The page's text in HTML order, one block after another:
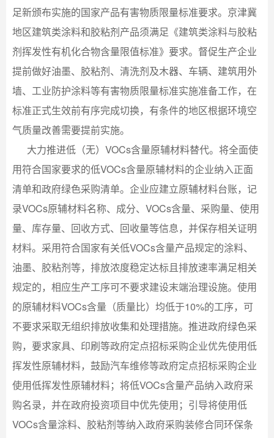
足新颁布实施的国家产品有害物质限量标准要求。京津冀
地区建筑类涂料和胶粘剂产品须满足《建筑类涂料与胶粘
剂挥发性有机化合物含量限值标准》要求。督促生产企业
提前做好油墨、胶粘剂、清洗剂及木器、车辆、建筑用外
墙、工业防护涂料等有害物质限量标准实施准备工作，在
标准正式生效前有序完成切换，有条件的地区根据环境空
气质量改善需要提前实施。
大力推进低（无）VOCs含量原辅材料替代。将全面使
用符合国家要求的低VOCs含量原辅材料的企业纳入正面
清单和政府绿色采购清单。企业应建立原辅材料台账，记
录VOCs原辅材料名称、成分、VOCs含量、采购量、使用
量、库存量、回收方式、回收量等信息，并保存相关证明
材料。采用符合国家有关低VOCs含量产品规定的涂料、
油墨、胶粘剂等，排放浓度稳定达标且排放速率满足相关
规定的，相应生产工序可不要求建设末端治理设施。使用
的原辅材料VOCs含量（质量比）均低于10%的工序，可
不要求采取无组织排放收集和处理措施。推进政府绿色采
购，要求家具、印刷等政府定点招标采购企业优先使用低
挥发性原辅材料，鼓励汽车维修等政府定点招标采购企业
使用低挥发性原辅材料；将低VOCs含量产品纳入政府采
购名录，并在政府投资项目中优先使用；引导将使用低
VOCs含量涂料、胶粘剂等纳入政府采购装修合同环保条